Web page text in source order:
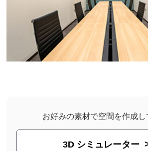
お好みの素材で空間を作成し
3D シミュレーター